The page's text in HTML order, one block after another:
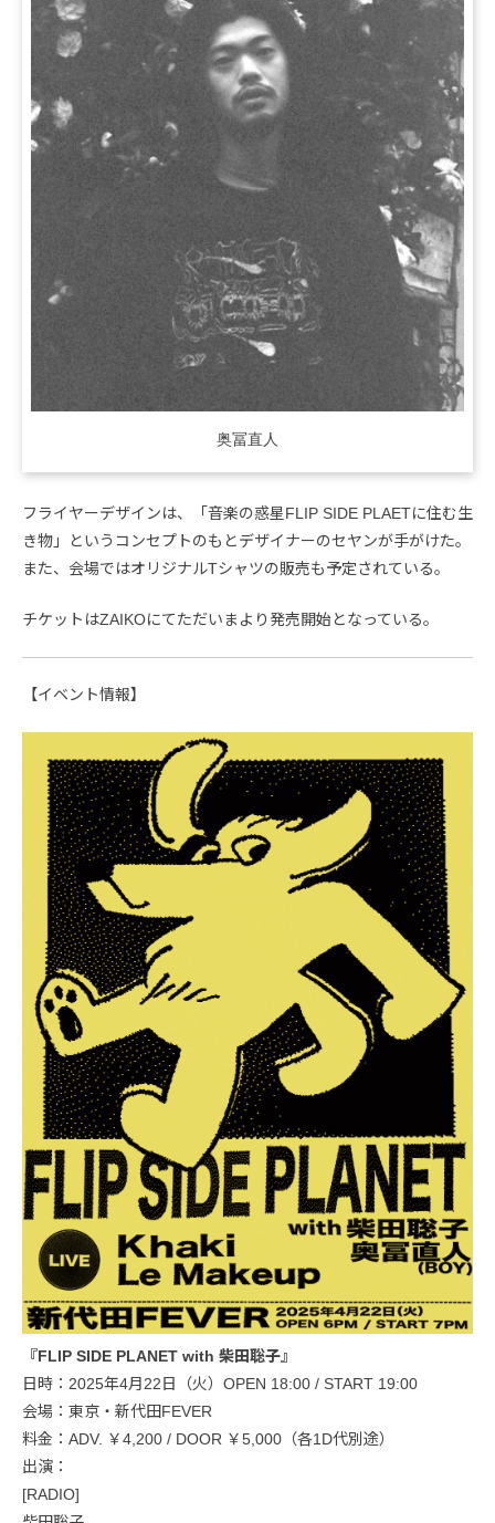
奥冨直人
フライヤーデザインは、「音楽の惑星FLIP SIDE PLAETに住む生
き物」というコンセプトのもとデザイナーのセヤンが手がけた。
また、会場ではオリジナルTシャツの販売も予定されている。
チケットはZAIKOにてただいまより発売開始となっている。
【イベント情報】
『FLIP SIDE PLANET with 柴田聡子』
日時：2025年4月22日（火）OPEN 18:00 / START 19:00
会場：東京・新代田FEVER
料金：ADV. ￥4,200 / DOOR ￥5,000（各1D代別途）
出演：
[RADIO]